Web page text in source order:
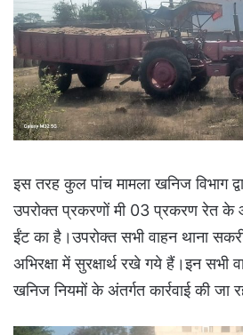
इस तरह कुल पांच मामला खनिज विभाग
उपरोक्त प्रकरणों मी 03 प्रकरण रेत के
ईंट का है।उपरोक्त सभी वाहन थाना
अभिरक्षा में सुरक्षार्थ रखे गये हैं।इन सभी
खनिज नियमों के अंतर्गत कार्रवाई की जा